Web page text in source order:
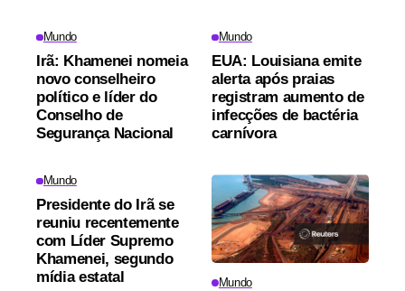
Mundo
Irã: Khamenei nomeia
novo conselheiro
político e líder do
Conselho de
Segurança Nacional
Mundo
EUA: Louisiana emite
alerta após praias
registram aumento de
infecções de bactéria
carnívora
Mundo
Presidente do Irã se
reuniu recentemente
com Líder Supremo
Khamenei, segundo
mídia estatal
Mundo